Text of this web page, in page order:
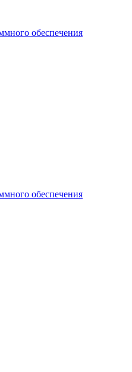
обеспечения
обеспечения